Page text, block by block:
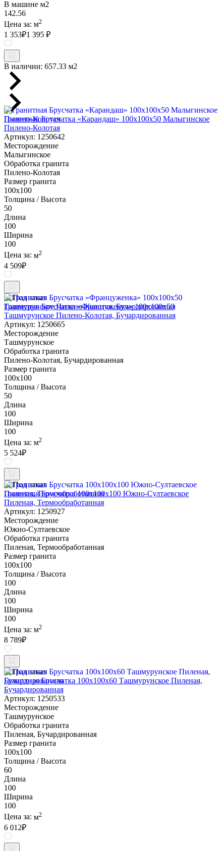
В машине м2
142.56
Цена за: м2
1 353₽1 395 ₽
В наличии: 657.33 м2
Гранитная Брусчатка «Карандаш» 100х100x50 Малыгинское
Пилено-Колотая
Артикул: 1250642
Месторождение
Малыгинское
Обработка гранита
Пилено-Колотая
Размер гранита
100х100
Толщина / Высота
50
Длина
100
Ширина
100
Цена за: м2
4 509₽
Под заказ
Гранитная Брусчатка «Француженка» 100х100x50
Ташмурунское Пилено-Колотая, Бучардированная
Артикул: 1250665
Месторождение
Ташмурунское
Обработка гранита
Пилено-Колотая, Бучардированная
Размер гранита
100х100
Толщина / Высота
50
Длина
100
Ширина
100
Цена за: м2
5 524₽
Под заказ
Гранитная Брусчатка 100х100x100 Южно-Султаевское
Пиленая, Термообработанная
Артикул: 1250927
Месторождение
Южно-Султаевское
Обработка гранита
Пиленая, Термообработанная
Размер гранита
100х100
Толщина / Высота
100
Длина
100
Ширина
100
Цена за: м2
8 789₽
Под заказ
Гранитная Брусчатка 100х100x60 Ташмурунское Пиленая,
Бучардированная
Артикул: 1250533
Месторождение
Ташмурунское
Обработка гранита
Пиленая, Бучардированная
Размер гранита
100х100
Толщина / Высота
60
Длина
100
Ширина
100
Цена за: м2
6 012₽